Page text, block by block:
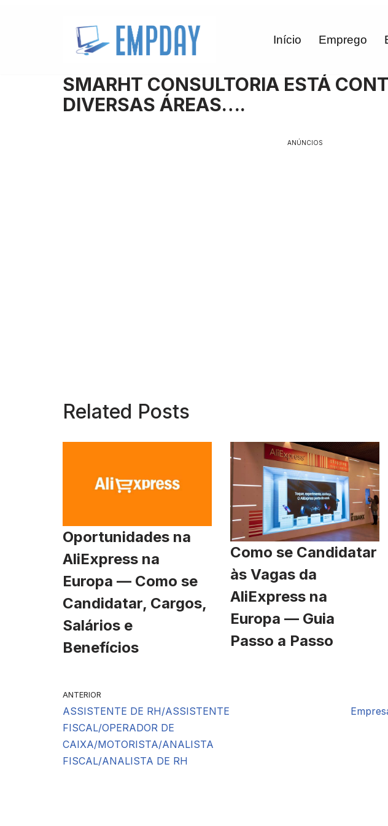
Início Emprego
SMARHT CONSULTORIA ESTÁ
DIVERSAS ÁREAS….
ANÚNCIOS
Related Posts
Oportunidades na
AliExpress na
Europa — Como se
Candidatar, Cargos,
Salários e
Benefícios
Como se Candidatar
às Vagas da
AliExpress na
Europa — Guia
Passo a Passo
ANTERIOR
ASSISTENTE DE RH/ASSISTENTE
FISCAL/OPERADOR DE
CAIXA/MOTORISTA/ANALISTA
FISCAL/ANALISTA DE RH